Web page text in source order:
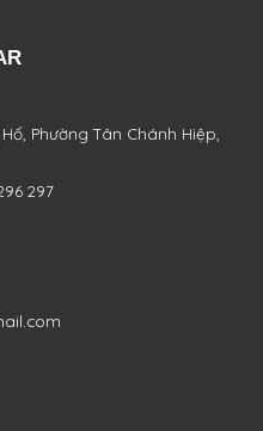
PhườngTân Chánh Hiệp,
297